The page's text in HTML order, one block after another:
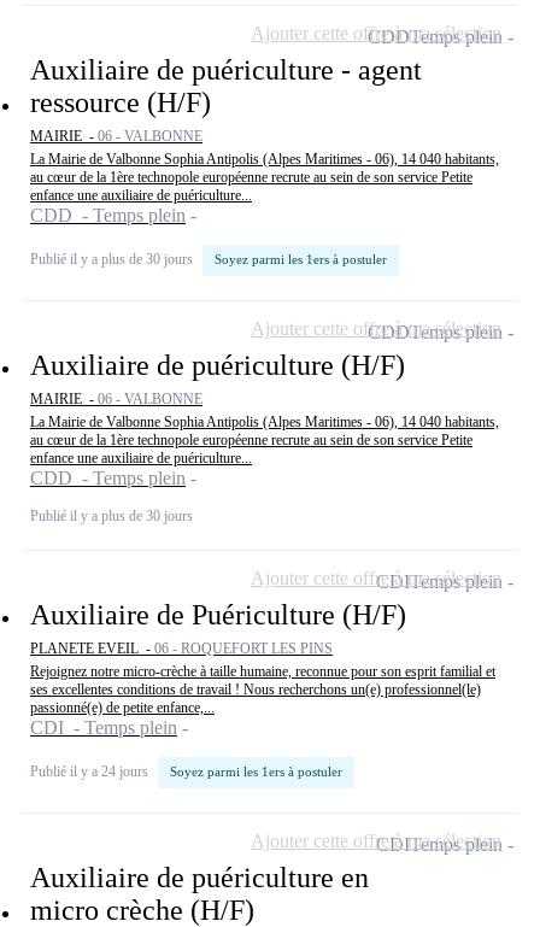
Auxiliaire de puériculture - agent
ressource (H/F)
MAIRIE - 06 - VALBONNE
La Mairie de Valbonne Sophia Antipolis (Alpes Maritimes - 06), 14 040 habitants,
au cœur de la 1ère technopole européenne recrute au sein de son service Petite
enfance une auxiliaire de puériculture...
CDD - Temps plein
Publié il y a plus de 30 jours Soyez parmi les 1ers à postuler
CDDTemps plein
Ajouter cette offre à ma sélection
Auxiliaire de puériculture (H/F)
MAIRIE - 06 - VALBONNE
La Mairie de Valbonne Sophia Antipolis (Alpes Maritimes - 06), 14 040 habitants,
au cœur de la 1ère technopole européenne recrute au sein de son service Petite
enfance une auxiliaire de puériculture...
CDD - Temps plein
Publié il y a plus de 30 jours
CDDTemps plein
Ajouter cette offre à ma sélection
Auxiliaire de Puériculture (H/F)
PLANETE EVEIL - 06 - ROQUEFORT LES PINS
Rejoignez notre micro-crèche à taille humaine, reconnue pour son esprit familial et
ses excellentes conditions de travail ! Nous recherchons un(e) professionnel(le)
passionné(e) de petite enfance,...
CDI - Temps plein
Publié il y a 24 jours Soyez parmi les 1ers à postuler
CDITemps plein
Ajouter cette offre à ma sélection
Auxiliaire de puériculture en
micro crèche (H/F)
CDITemps plein
Ajouter cette offre à ma sélection